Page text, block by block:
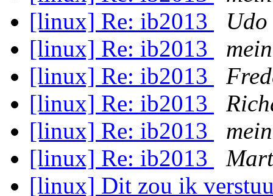
[linux] Re: ib2013
Udo
[linux] Re: ib2013
[linux] Re: ib2013
[linux] Re: ib2013
[linux] Re: ib2013
[linux] Re: ib2013
[linux] Dit zou ik